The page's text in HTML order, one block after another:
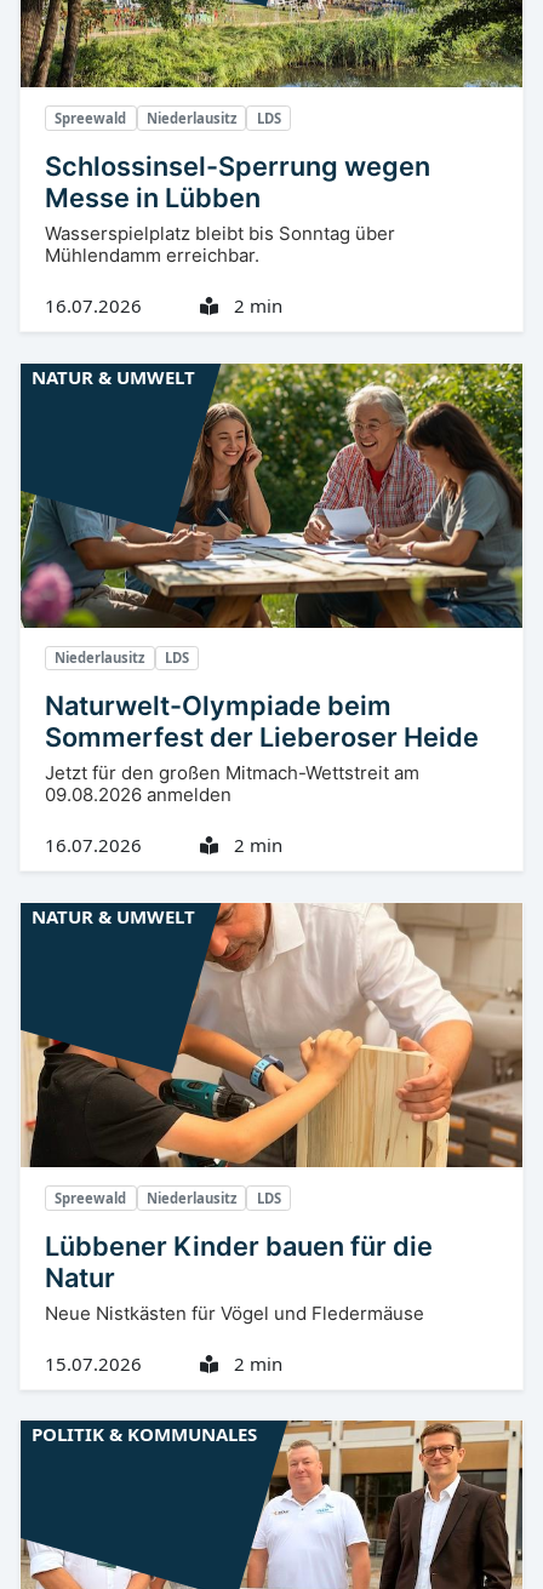
Spreewald Niederlausitz LDS
Schlossinsel-Sperrung wegen
Messe in Lübben
Wasserspielplatz bleibt bis Sonntag über
Mühlendamm erreichbar.
16.07.2026 2 min
Niederlausitz LDS
Naturwelt-Olympiade beim
Sommerfest der Lieberoser Heide
Jetzt für den großen Mitmach-Wettstreit am
09.08.2026 anmelden
16.07.2026 2 min
NATUR & UMWELT
Spreewald Niederlausitz LDS
Lübbener Kinder bauen für die
Natur
Neue Nistkästen für Vögel und Fledermäuse
15.07.2026 2 min
NATUR & UMWELT
POLITIK & KOMMUNALES